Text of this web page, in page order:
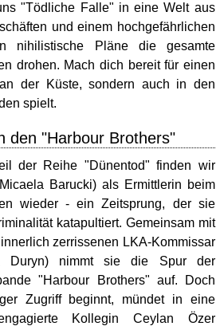
"Tödliche Falle" in eine Welt aus
und einem hochgefährlichen
nihilistische Pläne die gesamte
drohen. Mach dich bereit für einen
der Küste, sondern auch in den
spielt.
den "Harbour Brothers"
der Reihe "Dünentod" finden wir
Barucki) als Ermittlerin beim
wieder - ein Zeitsprung, der sie
katapultiert. Gemeinsam mit
zerrissenen LKA-Kommissar
Duryn) nimmt sie die Spur der
"Harbour Brothers" auf. Doch
Zugriff beginnt, mündet in eine
Kollegin Ceylan Özer